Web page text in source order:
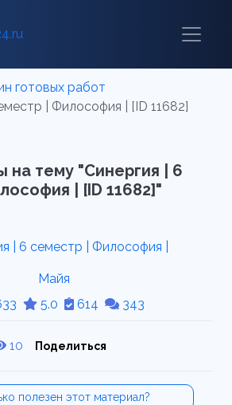
готовых работ
| Философия | [ID 11682]
на тему "Синергия | 6
| [ID 11682]"
Майя
5.0 614 343
10 Поделиться
полезен этот материал?